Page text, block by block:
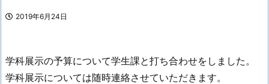
2019年6月24日
学科展示の予算について学生課と打ち合わせをしました。
学科展示については随時連絡させていただきます。